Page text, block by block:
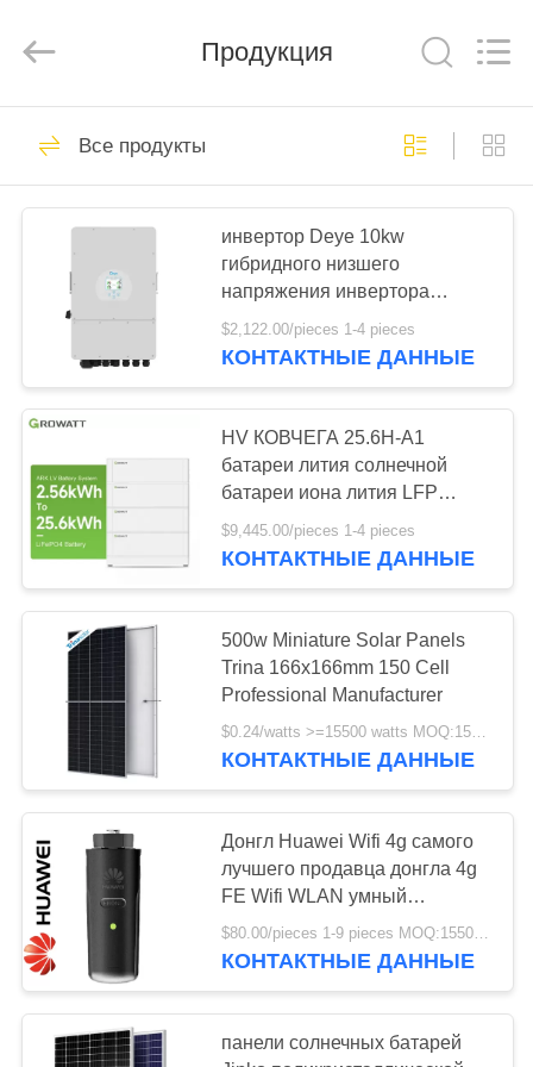
ГЛАВНАЯ
СТРАНИЦА
ПРОДУКЦИЯ
РОЛИКИ
О
КОМПАНИИ
НАША
ФАБРИКА
КОНТРОЛЬ
КАЧЕСТВА
ОТПРАВИТЬ
ЗАПРОС
КАРТА
САЙТА
PRIVACY
POLICY
CO.,
Reserved.
mono панель
солнечных батарей
поликристаллическая
панель солнечных
батарей
13
Миниатюрные
панели солнечных
батарей
10
Гибридный
инвертор
солнечной энергии
Продукция
Все продукты
инвертор Deye 10kw
гибридного низшего
напряжения инвертора
SUN10KSG04LP3EU48v
солнечной энергии 10kw
трехфазный гибридный
$2,122.00/pieces 1-4 pieces
КОНТАКТНЫЕ ДАННЫЕ
HV КОВЧЕГА 25.6H-A1
батареи лития солнечной
батареи иона лития LFP
КОВЧЕГА 48v 25.6kwh Growatt
высоковольтный
$9,445.00/pieces 1-4 pieces
КОНТАКТНЫЕ ДАННЫЕ
500w Miniature Solar Panels
Trina 166x166mm 150 Cell
Professional Manufacturer
$0.24/watts >=15500 watts MOQ:15500 ватт
КОНТАКТНЫЕ ДАННЫЕ
Донгл Huawei Wifi 4g самого
лучшего продавца донгла 4g
FE Wifi WLAN умный
трехфазный
$80.00/pieces 1-9 pieces MOQ:15500 ватт
КОНТАКТНЫЕ ДАННЫЕ
панели солнечных батарей